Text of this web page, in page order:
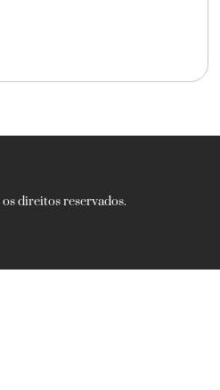
direitos reservados.